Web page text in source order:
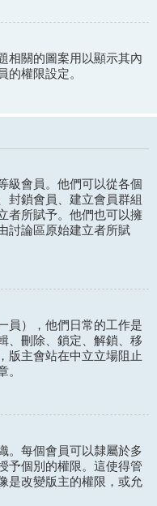
相關的圖案用以顯示其內
的權限設定。
級會員。他們可以從各個
封鎖會員、建立會員群組
者所賦予。他們也可以擁
討論區原始建立者所賦
員），他們日常的工作是
、刪除、鎖定、解鎖、移
版主會站在中立立場阻止
。
。每個會員可以隸屬於多
予個別的權限。這使得管
是改變版主的權限，或允